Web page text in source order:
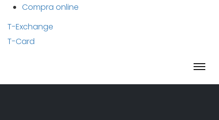
Compra online
T-Exchange
T-Card